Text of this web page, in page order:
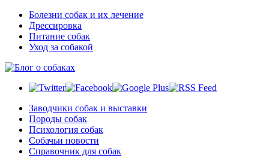
Болезни собак и их лечение
Дрессировка
Питание собак
Уход за собакой
Заводчики собак и выставки
Породы собак
Психология собак
Собачьи новости
Справочник для собак